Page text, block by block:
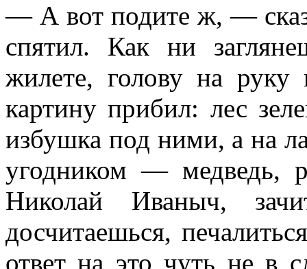
— А вот подите ж, —
спятил. Как ни
жилете, голову на руку
картину прибил: лес
избушка под ними, а на
угодником — медведь,
Николай Иваныч,
досчитаешься,
ответ на это чуть не в